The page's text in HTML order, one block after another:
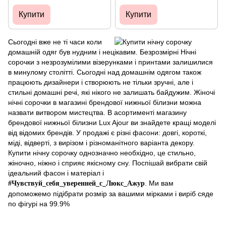
Купити Купити
Сьогодні вже не ті часи коли
домашній одяг був нудним і нецікавим. Безрозмірні Нічні
сорочки з незрозумілими візерунками і принтами залишилися
в минулому столітті. Сьогодні над домашнім одягом також
працюють дизайнери і створюють не тільки зручні, але і
стильні домашні речі, які нікого не залишать байдужим. Жіночі
нічні сорочки в магазині брендової нижньої білизни можна
назвати витвором мистецтва. В асортименті магазину
брендової нижньої білизни Lux Ajour ви знайдете кращі моделі
від відомих брендів. У продажі є різні фасони: довгі, короткі,
міді, відверті, з вирізом і різноманітного варіанта декору.
Купити нічну сорочку однозначно необхідно, це стильно,
жіночно, ніжно і сприяє якісному сну. Поспішай вибрати свій
ідеальний фасон і матеріал і
#Чувствуй_себя_уверенней_с_Люкс_Ажур . Ми вам
допоможемо підібрати розмір за вашими мірками і виріб сяде
по фігурі на 99.9%